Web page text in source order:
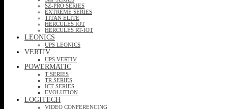
SZ-PRO SERIES
EXTREME SERIES
TITAN ELITE
HERCULES IOT
HERCULES RT-IOT
LEONICS
UPS LEONICS
VERTIV
UPS VERTIV
POWERMATIC
T SERIES
TR SERIES
ICT SERIES
EVOLUTION
LOGITECH
VIDEO CONFERENCING